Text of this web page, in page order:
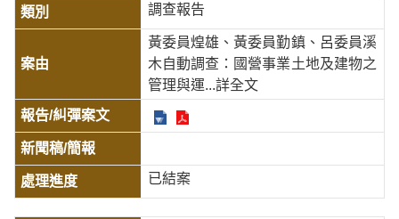
調查報告
黃委員煌雄、黃委員勤鎮、呂委員溪
木自動調查：國營事業土地及建物之
管理與運...詳全文
已結案